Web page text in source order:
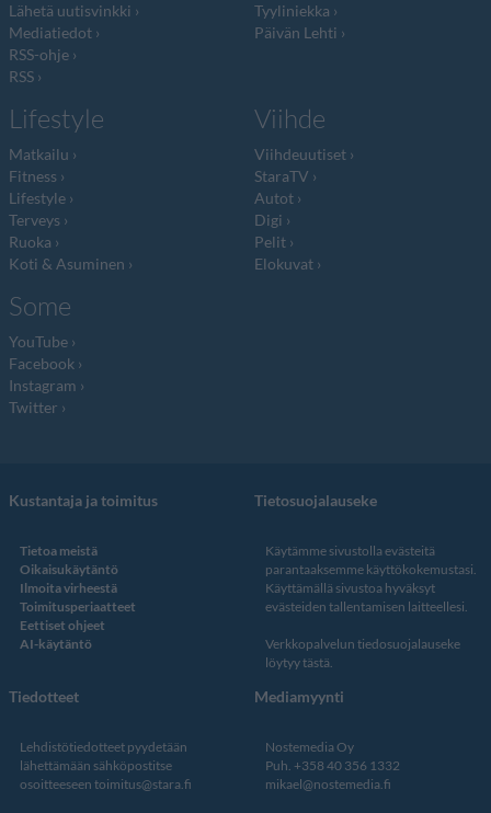
Lähetä uutisvinkki
Mediatiedot
RSS-ohje
RSS
Tyyliniekka
Päivän Lehti
Lifestyle
Matkailu
Fitness
Lifestyle
Terveys
Ruoka
Koti & Asuminen
Viihde
Viihdeuutiset
StaraTV
Autot
Digi
Pelit
Elokuvat
Some
YouTube
Facebook
Instagram
Twitter
Kustantaja ja toimitus
Tietoa meistä
Oikaisukäytäntö
Ilmoita virheestä
Toimitusperiaatteet
Eettiset ohjeet
AI-käytäntö
Tietosuojalauseke
Käytämme sivustolla evästeitä
parantaaksemme käyttökokemustasi.
Käyttämällä sivustoa hyväksyt
evästeiden tallentamisen laitteellesi.
Verkkopalvelun tiedosuojalauseke
löytyy tästä.
Tiedotteet
Lehdistötiedotteet pyydetään
lähettämään sähköpostitse
osoitteeseen toimitus@stara.fi
Mediamyynti
Nostemedia Oy
Puh. +358 40 356 1332
mikael@nostemedia.fi